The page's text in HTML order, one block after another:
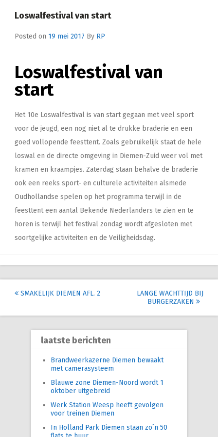
Loswalfestival van start
Posted on 19 mei 2017 By RP
Loswalfestival van
start
Het 10e Loswalfestival is van start gegaan met veel sport
voor de jeugd, een nog niet al te drukke braderie en een
goed vollopende feesttent. Zoals gebruikelijk staat de hele
loswal en de directe omgeving in Diemen-Zuid weer vol met
kramen en kraampjes. Zaterdag staan behalve de braderie
ook een reeks sport- en culturele activiteiten alsmede
Oudhollandse spelen op het programma terwijl in de
feesttent een aantal Bekende Nederlanders te zien en te
horen is terwijl het festival zondag wordt afgesloten met
soortgelijke activiteiten en de Veiligheidsdag.
Post
SMAKELIJK DIEMEN AFL. 2
LANGE WACHTTIJD BIJ
BURGERZAKEN
laatste berichten
Brandweerkazerne Diemen bewaakt
met camerasysteem
Blauwe zone Diemen-Noord wordt 1
oktober uitgebreid
Werk Station Weesp heeft gevolgen
voor treinen Diemen
In Holland Park Diemen staan zo´n 50